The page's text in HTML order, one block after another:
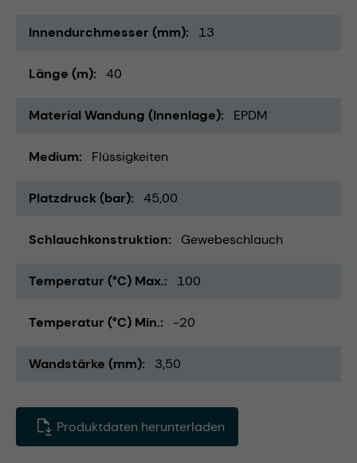
Innendurchmesser (mm) 13
Länge (m) 40
Material Wandung (Innenlage) EPDM
Medium Flüssigkeiten
Platzdruck (bar) 45,00
Schlauchkonstruktion Gewebeschlauch
Temperatur (°C) Max. 100
Temperatur (°C) Min. -20
Wandstärke (mm) 3,50
Produktdaten herunterladen